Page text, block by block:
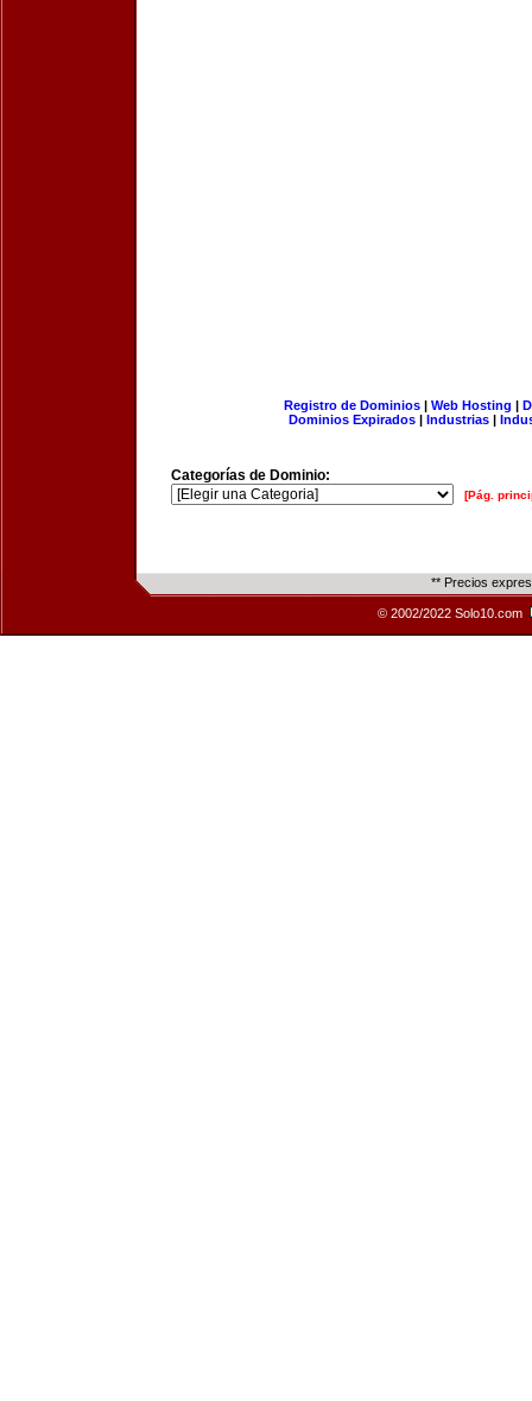
Registro de Dominios| Web Hosting |
Dominios Expirados | Industrias |
Categorías de Dominio:
[Pág.
** Precios
© 2002/2022 Solo10.com